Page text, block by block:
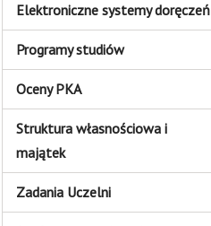
Elektroniczne systemy doręczeń
Programy studiów
Oceny PKA
Struktura własnościowa i
majątek
Zadania Uczelni